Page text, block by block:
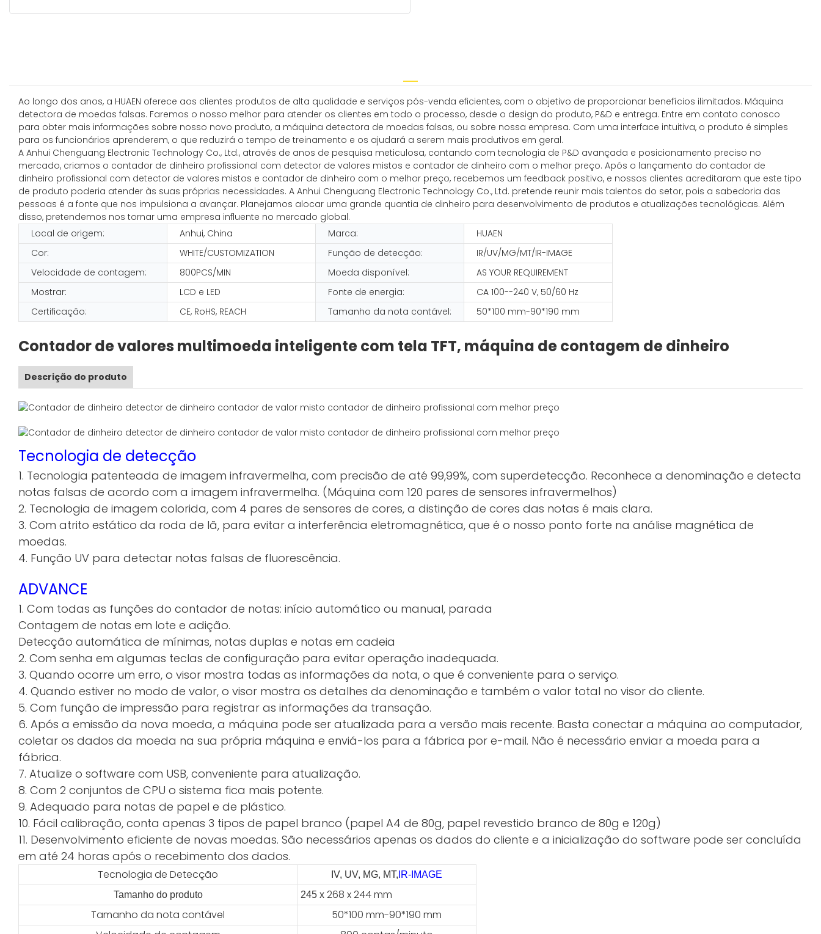
Ao longo dos anos, a HUAEN oferece aos clientes produtos de alta qualidade e serviços pós-venda eficientes, com o objetivo de proporcionar benefícios ilimitados. Máquina
detectora de moedas falsas. Faremos o nosso melhor para atender os clientes em todo o processo, desde o design do produto, P&D e entrega. Entre em contato conosco
para obter mais informações sobre nosso novo produto, a máquina detectora de moedas falsas, ou sobre nossa empresa. Com uma interface intuitiva, o produto é simples
para os funcionários aprenderem, o que reduzirá o tempo de treinamento e os ajudará a serem mais produtivos em geral.
A Anhui Chenguang Electronic Technology Co., Ltd., através de anos de pesquisa meticulosa, contando com tecnologia de P&D avançada e posicionamento preciso no
mercado, criamos o contador de dinheiro profissional com detector de valores mistos e contador de dinheiro com o melhor preço. Após o lançamento do contador de
dinheiro profissional com detector de valores mistos e contador de dinheiro com o melhor preço, recebemos um feedback positivo, e nossos clientes acreditaram que este tipo
de produto poderia atender às suas próprias necessidades. A Anhui Chenguang Electronic Technology Co., Ltd. pretende reunir mais talentos do setor, pois a sabedoria das
pessoas é a fonte que nos impulsiona a avançar. Planejamos alocar uma grande quantia de dinheiro para desenvolvimento de produtos e atualizações tecnológicas. Além
disso, pretendemos nos tornar uma empresa influente no mercado global.
Local de origem:
Anhui, China Marca:
HUAEN
Cor:
WHITE/CUSTOMIZATION Função de detecção:
IR/UV/MG/MT/IR-IMAGE
Velocidade de contagem:
800PCS/MIN Moeda disponível:
AS YOUR REQUIREMENT
Mostrar:
LCD e LED Fonte de energia:
CA 100--240 V, 50/60 Hz
Certificação:
CE, RoHS, REACH Tamanho da nota contável: 50*100 mm-90*190 mm
Contador de valores multimoeda inteligente com tela TFT, máquina de contagem de dinheiro
Descrição do produto
Tecnologia de detecção
1. Tecnologia patenteada de imagem infravermelha, com precisão de até 99,99%, com superdetecção. Reconhece a denominação e detecta
notas falsas de acordo com a imagem infravermelha. (Máquina com 120 pares de sensores infravermelhos)
2. Tecnologia de imagem colorida, com 4 pares de sensores de cores, a distinção de cores das notas é mais clara.
3. Com atrito estático da roda de lã, para evitar a interferência eletromagnética, que é o nosso ponto forte na análise magnética de
moedas.
4. Função UV para detectar notas falsas de fluorescência.
ADVANCE
1. Com todas as funções do contador de notas: início automático ou manual, parada
Contagem de notas em lote e adição.
Detecção automática de mínimas, notas duplas e notas em cadeia
2. Com senha em algumas teclas de configuração para evitar operação inadequada.
3. Quando ocorre um erro, o visor mostra todas as informações da nota, o que é conveniente para o serviço.
4. Quando estiver no modo de valor, o visor mostra os detalhes da denominação e também o valor total no visor do cliente.
5. Com função de impressão para registrar as informações da transação.
6. Após a emissão da nova moeda, a máquina pode ser atualizada para a versão mais recente. Basta conectar a máquina ao computador,
coletar os dados da moeda na sua própria máquina e enviá-los para a fábrica por e-mail. Não é necessário enviar a moeda para a
fábrica.
7. Atualize o software com USB, conveniente para atualização.
8. Com 2 conjuntos de CPU o sistema fica mais potente.
9. Adequado para notas de papel e de plástico.
10. Fácil calibração, conta apenas 3 tipos de papel branco (papel A4 de 80g, papel revestido branco de 80g e 120g)
11. Desenvolvimento eficiente de novas moedas. São necessários apenas os dados do cliente e a inicialização do software pode ser concluída
em até 24 horas após o recebimento dos dados.
Tecnologia de Detecção IV, UV, MG, MT, IR-IMAGE
Tamanho do produto
245 x268 x 244 mm
Tamanho da nota contável
50*100 mm-90*190 mm